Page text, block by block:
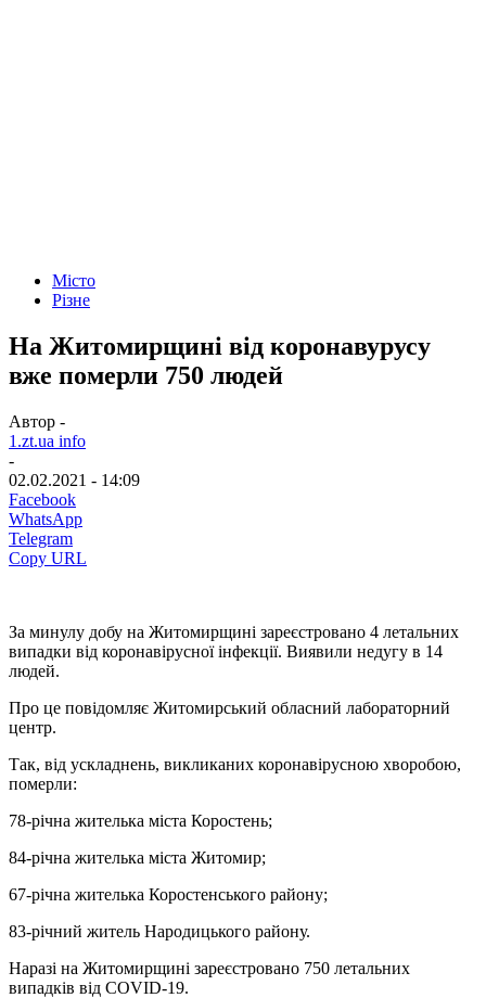
Місто
Різне
На Житомирщині від коронавурусу
вже померли 750 людей
Автор -
1.zt.ua info
-
02.02.2021 - 14:09
Facebook
WhatsApp
Telegram
Copy URL
За минулу добу на Житомирщині зареєстровано 4 летальних
випадки від коронавірусної інфекції. Виявили недугу в 14
людей.
Про це повідомляє Житомирський обласний лабораторний
центр.
Так, від ускладнень, викликаних коронавірусною хворобою,
померли:
78-річна жителька міста Коростень;
84-річна жителька міста Житомир;
67-річна жителька Коростенського району;
83-річний житель Народицького району.
Наразі на Житомирщині зареєстровано 750 летальних
випадків від COVID-19.